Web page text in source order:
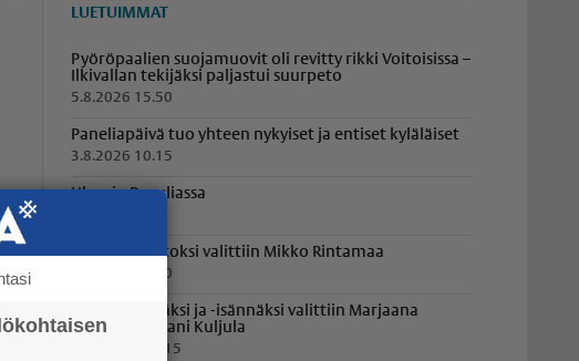
LUETUIMMAT
Pyöröpaalien suojamuovit oli revitty rikki Voitoisissa –
Ilkivallan tekijäksi paljastui suurpeto
5.8.2026 15.50
Paneliapäivä tuo yhteen nykyiset ja entiset kyläläiset
3.8.2026 10.15
Ulosajo Paneliassa
Panelian Jaakoksi valittiin Mikko Rintamaa
1.8.2026 16.20
Löylyemännäksi ja -isännäksi valittiin Marjaana
Kuljula ja Juhani Kuljula
31.7.2026 19.15